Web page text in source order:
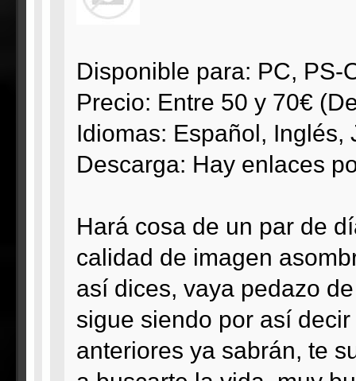
Disponible para: PC, PS-
Precio: Entre 50 y 70€
Idiomas: Español,
Descarga: Hay enlaces
Hará cosa de un par de
calidad de imagen
así dices, vaya pedazo
sigue siendo por así
anteriores ya sabrán, te